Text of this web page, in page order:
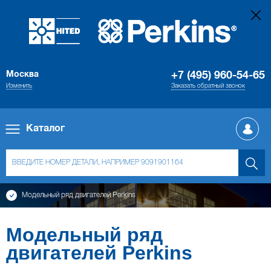
Москва
Изменить
+7 (495) 960-54-65
Заказать обратный звонок
Каталог
Модельный ряд двигателей Perkins
Модельный ряд
двигателей Perkins